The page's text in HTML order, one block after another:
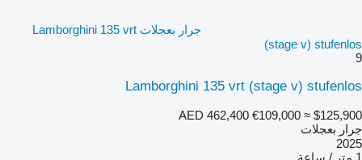
جرار بعجلات Lamborghini 135 vrt
(stage v) stufenlos
9
Lamborghini 135 vrt (stage v) stufenlos
AED 462,400 €109,000 ≈ $125,900
جرار بعجلات
2025
1 متر / ساعة